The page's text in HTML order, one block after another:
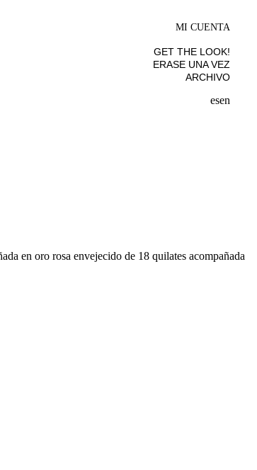
MI CUENTA
GET THE LOOK!
ERASE UNA VEZ
ARCHIVO
esen
en oro rosa envejecido de 18 quilates acompañada